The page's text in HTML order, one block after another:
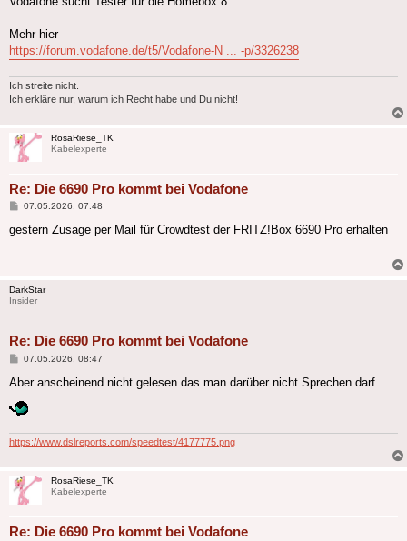
Mehr hier
https://forum.vodafone.de/t5/Vodafone-N ... -p/3326238
Ich streite nicht.
Ich erkläre nur, warum ich Recht habe und Du nicht!
RosaRiese_TK
Kabelexperte
Re: Die 6690 Pro kommt bei Vodafone
Beitrag
07.05.2026, 07:48
gestern Zusage per Mail für Crowdtest der FRITZ!Box 6690 Pro erhalten
DarkStar
Insider
Re: Die 6690 Pro kommt bei Vodafone
Beitrag
07.05.2026, 08:47
Aber anscheinend nicht gelesen das man darüber nicht Sprechen darf
https://www.dslreports.com/speedtest/4177775.png
RosaRiese_TK
Kabelexperte
Re: Die 6690 Pro kommt bei Vodafone